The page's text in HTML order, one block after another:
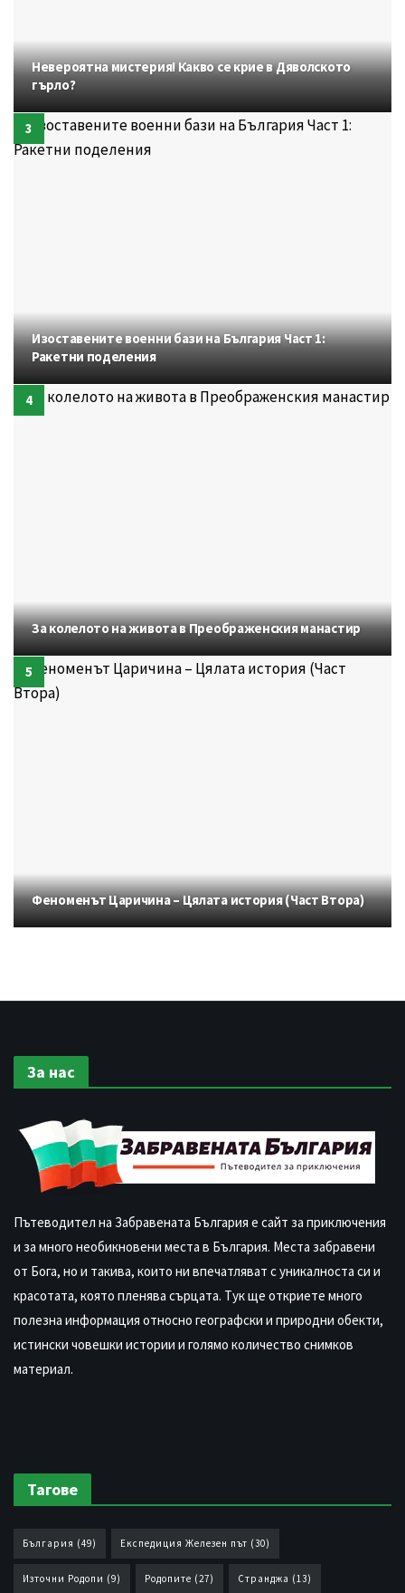
Невероятна мистерия! Какво се крие в Дяволското
гърло?
Изоставените военни бази на България Част 1:
Ракетни поделения
За колелото на живота в Преображенския манастир
Феноменът Царичина – Цялата история (Част Втора)
За нас
Пътеводител на Забравената България е сайт за приключения
и за много необикновени места в България. Места забравени
от Бога, но и такива, които ни впечатляват с уникалноста си и
красотата, която пленява сърцата. Тук ще откриете много
полезна информация относно географски и природни обекти,
истински човешки истории и голямо количество снимков
материал.
Тагове
България (49) Експедиция Железен път (30)
Източни Родопи (9) Родопите (27) Странджа (13)